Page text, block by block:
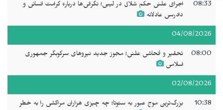
08:33
اجرای علنی حکم شلاق در لیبی؛ نگرانی‌ها درباره کرامت انسانی و
دادرسی عادلانه
04/08/2026
08:00
تحقیر و فحاشی علنی؛ مجوز جدید نیروهای سرکوبگر جمهوری
اسلامی
02/08/2026
10:38
بزرگ‌ترین موج عبور به سئوتا؛ چه چیزی هزاران مراکشی را به خطر